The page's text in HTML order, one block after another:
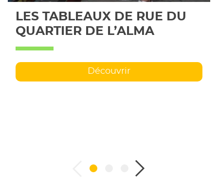
LES TABLEAUX DE RUE DU
QUARTIER DE L’ALMA
Découvrir